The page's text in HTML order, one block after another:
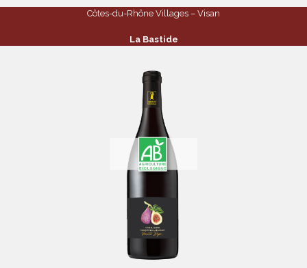
Côtes-du-Rhône Villages – Visan
La Bastide